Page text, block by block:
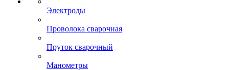
Электроды
Проволока сварочная
Пруток сварочный
Манометры